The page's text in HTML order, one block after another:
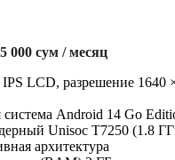
000 сум / месяц
LCD, разрешение 1640
Android 14 Go
Unisoc T7250 (1.8
архитектура